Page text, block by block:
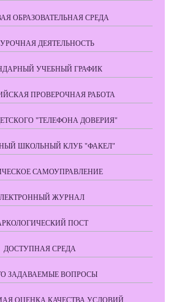
ОБРАЗОВАТЕЛЬНАЯ СРЕДА
ДЕЯТЕЛЬНОСТЬ
УЧЕБНЫЙ ГРАФИК
ПРОВЕРОЧНАЯ РАБОТА
"ТЕЛЕФОНА ДОВЕРИЯ"
ШКОЛЬНЫЙ КЛУБ "ФАКЕЛ"
САМОУПРАВЛЕНИЕ
ЖУРНАЛ
ПОСТ
ДОСТУПНАЯ СРЕДА
ЗАДАВАЕМЫЕ ВОПРОСЫ